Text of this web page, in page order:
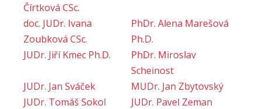
Čírtková CSc.
doc. JUDr. Ivana
Zoubková CSc.
PhDr. Alena Marešová
Ph.D.
JUDr. Jiří Kmec Ph.D.
PhDr. Miroslav
Scheinost
JUDr. Jan Sváček
MUDr. Jan Zbytovský
JUDr. Tomáš Sokol
JUDr. Pavel Zeman